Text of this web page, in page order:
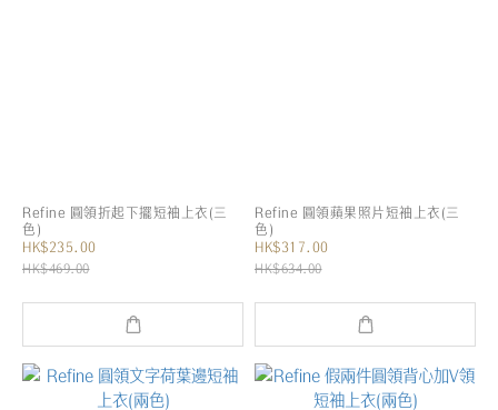
Refine 圓領折起下擺短袖上衣(三
色)
HK$235.00
HK$469.00
Refine 圓領蘋果照片短袖上衣(三
色)
HK$317.00
HK$634.00